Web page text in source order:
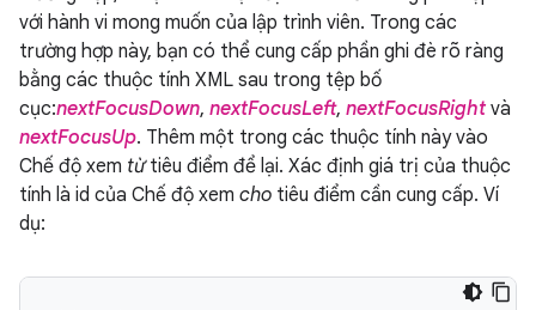
với hành vi mong muốn của lập trình viên. Trong các
trường hợp này, bạn có thể cung cấp phần ghi đè rõ ràng
bằng các thuộc tính XML sau trong tệp bố
cục:nextFocusDown, nextFocusLeft, nextFocusRightvà
nextFocusUp. Thêm một trong các thuộc tính này vào
Chế độ xem từtiêu điểm để lại. Xác định giá trị của thuộc
tính là id của Chế độ xem cho tiêu điểm cần cung cấp. Ví
dụ: